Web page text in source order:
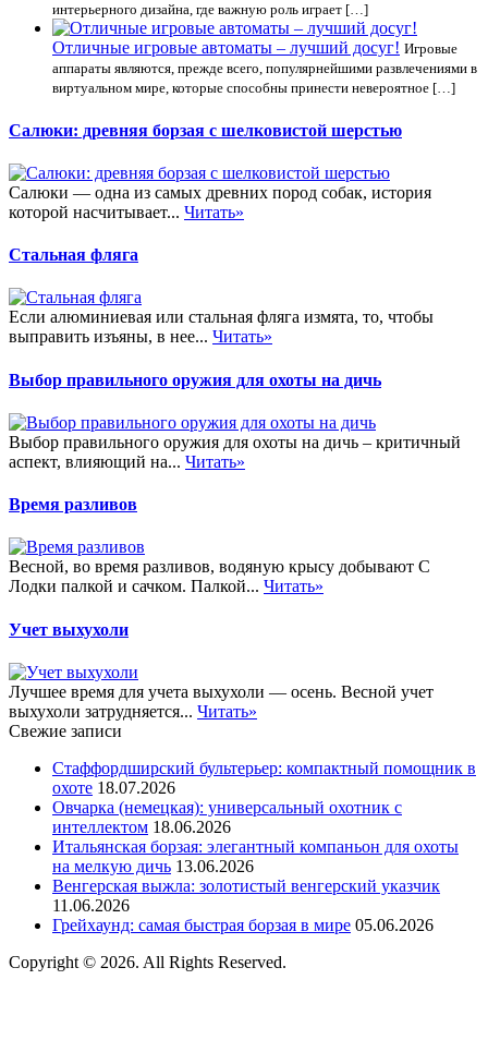
интерьерного дизайна, где важную роль играет […]
Отличные игровые автоматы – лучший досуг! Игровые
аппараты являются, прежде всего, популярнейшими развлечениями в
виртуальном мире, которые способны принести невероятное […]
Салюки: древняя борзая с шелковистой шерстью
Салюки — одна из самых древних пород собак, история
которой насчитывает... Читать»
Стальная фляга
Если алюминиевая или стальная фляга измята, то, чтобы
выправить изъяны, в нее... Читать»
Выбор правильного оружия для охоты на дичь
Выбор правильного оружия для охоты на дичь – критичный
аспект, влияющий на... Читать»
Время разливов
Весной, во время разливов, водяную крысу добывают С
Лодки палкой и сачком. Палкой... Читать»
Учет выхухоли
Лучшее время для учета выхухоли — осень. Весной учет
выхухоли затрудняется... Читать»
Свежие записи
Стаффордширский бультерьер: компактный помощник в
охоте 18.07.2026
Овчарка (немецкая): универсальный охотник с
интеллектом 18.06.2026
Итальянская борзая: элегантный компаньон для охоты
на мелкую дичь 13.06.2026
Венгерская выжла: золотистый венгерский указчик
11.06.2026
Грейхаунд: самая быстрая борзая в мире 05.06.2026
Copyright © 2026. All Rights Reserved.